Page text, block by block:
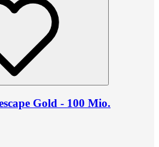
Gold - 100 Mio.